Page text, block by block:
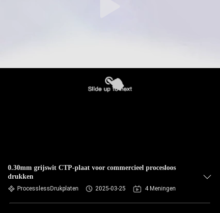
0.30mm grijswit CTP-plaat voor commercieel procesloos
drukken
ProcesslessDrukplaten 2025-03-25 4 Meningen